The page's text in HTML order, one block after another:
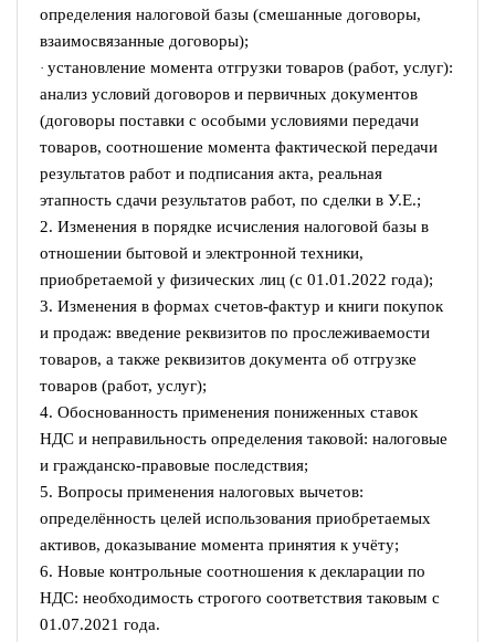
определения налоговой базы (смешанные договоры,
взаимосвязанные договоры);
· установление момента отгрузки товаров (работ, услуг):
анализ условий договоров и первичных документов
(договоры поставки с особыми условиями передачи
товаров, соотношение момента фактической передачи
результатов работ и подписания акта, реальная
этапность сдачи результатов работ, по сделки в У.Е.;
2. Изменения в порядке исчисления налоговой базы в
отношении бытовой и электронной техники,
приобретаемой у физических лиц (с 01.01.2022 года);
3. Изменения в формах счетов-фактур и книги покупок
и продаж: введение реквизитов по прослеживаемости
товаров, а также реквизитов документа об отгрузке
товаров (работ, услуг);
4. Обоснованность применения пониженных ставок
НДС и неправильность определения таковой: налоговые
и гражданско-правовые последствия;
5. Вопросы применения налоговых вычетов:
определённость целей использования приобретаемых
активов, доказывание момента принятия к учёту;
6. Новые контрольные соотношения к декларации по
НДС: необходимость строгого соответствия таковым с
01.07.2021 года.